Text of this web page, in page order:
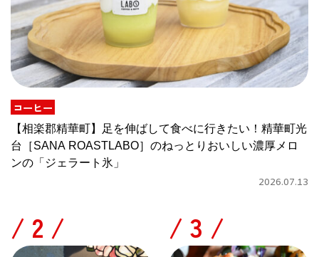
コーヒー
【相楽郡精華町】足を伸ばして食べに行きたい！精華町光
台［SANA ROASTLABO］のねっとりおいしい濃厚メロ
ンの「ジェラート氷」
2026.07.13
/ /